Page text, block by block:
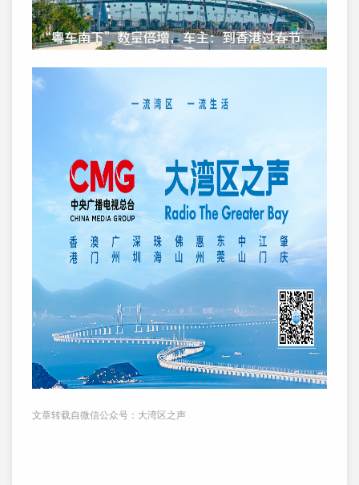
文章转载自微信公众号：大湾区之声